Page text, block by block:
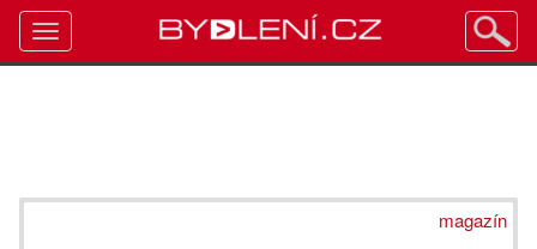
magazín
Toggle
navigation